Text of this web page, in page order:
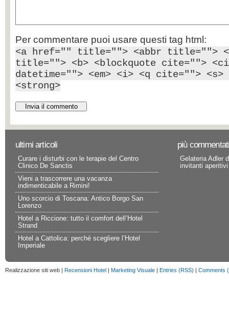
Per commentare puoi usare questi tag html:
<a href="" title=""> <abbr title="">
title=""> <b> <blockquote cite="">
datetime=""> <em> <i> <q cite="">
<strong>
ultimi articoli
Curare i disturbi con le terapie del Centro
Clinico De Sanctis
Vieni a trascorrere una vacanza
indimenticabile a Rimini!
Uno scorcio di Toscana: Antico Borgo San
Lorenzo
Hotel a Riccione: tutto il comfort dell’Hotel
Strand
Hotel a Cattolica: perché scegliere l’Hotel
Imperiale
più
Gelateria Adler
invitanti aperitivi
Realizzazione siti web | Recensioni Hotel | Marketing Visuale | Entries (RSS) | Comments